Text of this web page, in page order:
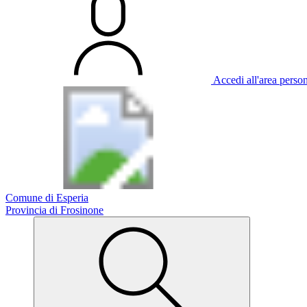
Accedi all'area
Comune di Esperia
Provincia di Frosinone